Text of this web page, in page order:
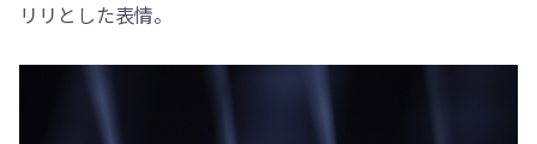
リリとした表情。